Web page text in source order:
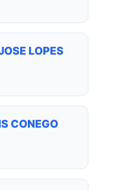
LOPES
CONEGO